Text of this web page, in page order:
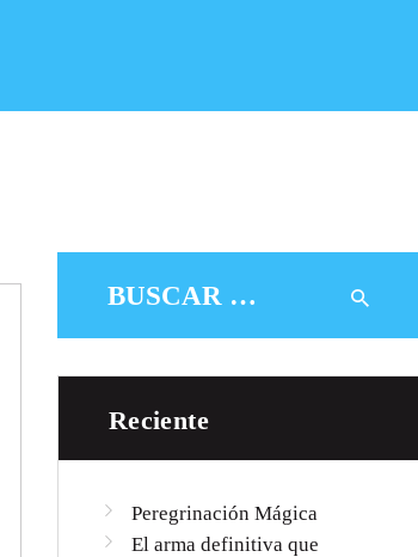
Buscar:
Reciente
Peregrinación Mágica
El arma definitiva que